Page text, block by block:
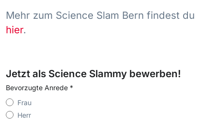
Mehr zum Science Slam Bern findest du
hier.
Jetzt als Science Slammy bewerben!
Bevorzugte Anrede *
Frau
Herr